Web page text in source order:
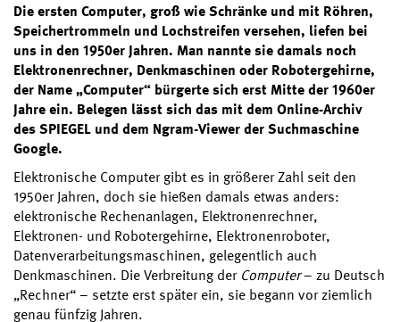
Die ersten Computer, groß wie Schränke und mit Röhren,
Speichertrommeln und Lochstreifen versehen, liefen bei
uns in den 1950er Jahren. Man nannte sie damals noch
Elektronenrechner, Denkmaschinen oder Robotergehirne,
der Name „Computer“ bürgerte sich erst Mitte der 1960er
Jahre ein. Belegen lässt sich das mit dem Online-Archiv
des SPIEGEL und dem Ngram-Viewer der Suchmaschine
Google.
Elektronische Computer gibt es in größerer Zahl seit den
1950er Jahren, doch sie hießen damals etwas anders:
elektronische Rechenanlagen, Elektronenrechner,
Elektronen- und Robotergehirne, Elektronenroboter,
Datenverarbeitungsmaschinen, gelegentlich auch
Denkmaschinen. Die Verbreitung der Computer– zu Deutsch
„Rechner“ – setzte erst später ein, sie begann vor ziemlich
genau fünfzig Jahren.